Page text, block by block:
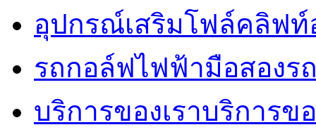
อุปกรณ์เสริมโฟล์คลิฟท์
รถกอล์ฟไฟฟ้ามือสองร
บริการของเราบริการข